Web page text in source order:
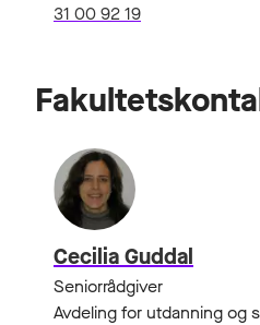
31 00 92 19
Cecilia Guddal
Seniorrådgiver
Avdeling for utdanning og